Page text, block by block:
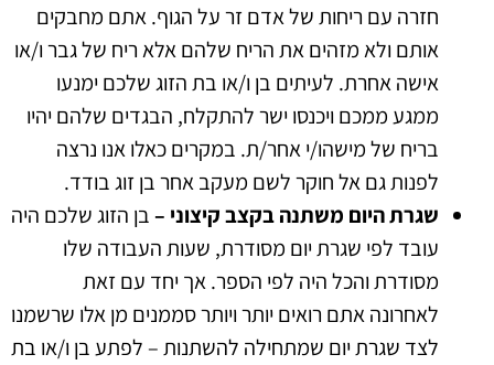
חזרה עם ריחות של אדם זר על הגוף. אתם מחבקים
אותם ולא מזהים את הריח שלהם אלא ריח של גבר ו/או
אישה אחרת. לעיתים בן ו/או בת הזוג שלכם ימנעו
ממגע ממכם ויכנסו ישר להתקלח, הבגדים שלהם יהיו
בריח של מישהו/י אחר/ת. במקרים כאלו אנו נרצה
לפנות גם אל חוקר לשם מעקב אחר בן זוג בודד.
שגרת היום משתנה בקצב קיצוני –בן הזוג שלכם היה
עובד לפי שגרת יום מסודרת, שעות העבודה שלו
מסודרת והכל היה לפי הספר. אך יחד עם זאת
לאחרונה אתם רואים יותר ויותר סממנים מן אלו שרשמנו
לצד שגרת יום שמתחילה להשתנות – לפתע בן ו/או בת